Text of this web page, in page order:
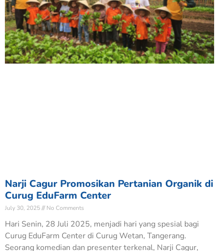
Narji Cagur Promosikan Pertanian Organik di
Curug EduFarm Center
July 30, 2025 No Comments
Hari Senin, 28 Juli 2025, menjadi hari yang spesial bagi
Curug EduFarm Center di Curug Wetan, Tangerang.
Seorang komedian dan presenter terkenal, Narji Cagur,